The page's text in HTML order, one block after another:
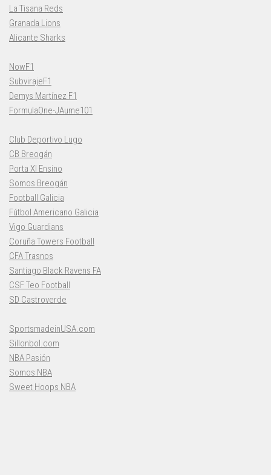
La Tisana Reds
Granada Lions
Alicante Sharks
NowF1
SubvirajeF1
Demys Martínez F1
FormulaOne-JAume101
Club Deportivo Lugo
CB Breogán
Porta XI Ensino
Somos Breogán
Football Galicia
Fútbol Americano Galicia
Vigo Guardians
Coruña Towers Football
CFA Trasnos
Santiago Black Ravens FA
CSF Teo Football
SD Castroverde
SportsmadeinUSA.com
Sillonbol.com
NBA Pasión
Somos NBA
Sweet Hoops NBA